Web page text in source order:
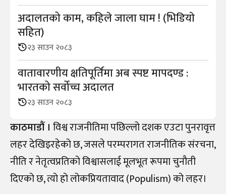
अदालतको काम, कहिले जाला घाम ! (भिडियाे
सहित)
२३ साउन २०८३
वातावारणीय क्षतिपूर्तिमा अब स्पष्ट मापदण्ड :
भारतको सर्वोच्च अदालत
२३ साउन २०८३
काठमाडौं । विश्व राजनीतिमा पछिल्लो दशक एउटा पुनरावृत्त
लहर देखिइरहेको छ, जसले परम्परागत राजनीतिक संरचना,
नीति र नेतृत्वप्रतिको विश्वासलाई मूलभूत रूपमा चुनौती
दिएको छ, त्यो हो लोकप्रियतावाद (Populism) को लहर।